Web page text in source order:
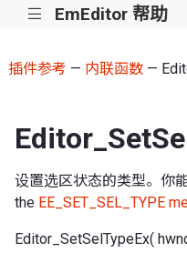
||| EmEditor 帮助
插件参考 — 内联函数—
设置选区状态的类型。你
the EE_SET_SEL_TYPE
Editor_SetSelTypeEx(